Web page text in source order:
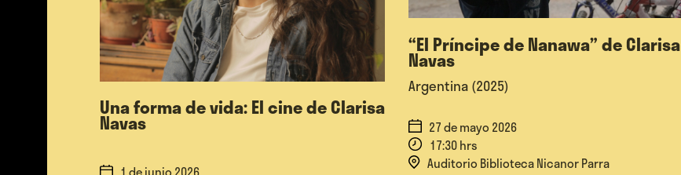
Una forma de vida: El cine de Clarisa
Navas
“El Príncipe de Nanawa” de Clarisa
Navas
Argentina (2025)
27 de mayo 2026
17:30 hrs
Auditorio Biblioteca Nicanor Parra